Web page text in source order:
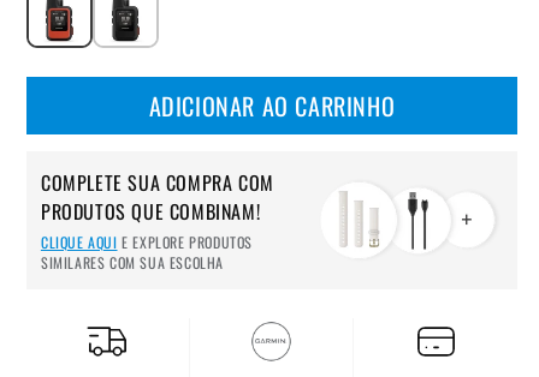
ADICIONAR AO CARRINHO
COMPLETE SUA COMPRA COM
PRODUTOS QUE COMBINAM!
CLIQUE AQUI E EXPLORE PRODUTOS
SIMILARES COM SUA ESCOLHA